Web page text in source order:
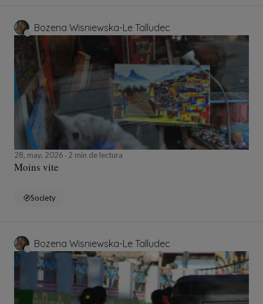
Bozena Wisniewska-Le Talludec
28, may, 2026 2 min de lectura
Moins vite
Society
Bozena Wisniewska-Le Talludec